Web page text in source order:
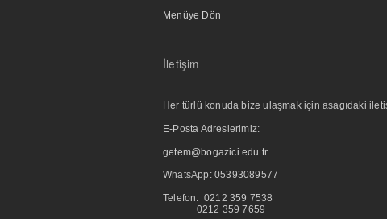
Menüye Dön
İletişim
Her türlü konuda bize ulaşmak için asagıdaki
E-Posta Adreslerimiz:
getem@bogazici.edu.tr
WhatsApp: 05393089577
Telefon: 0212 359 7538
0212 359 7659